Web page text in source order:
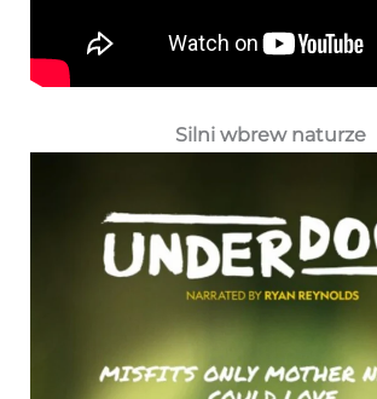
Silni wbrew naturze